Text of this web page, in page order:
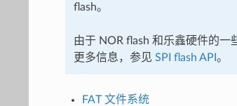
flash。
由于 NOR flash 和乐鑫硬件的
更多信息，参见 SPI flash API 。
FAT 文件系统